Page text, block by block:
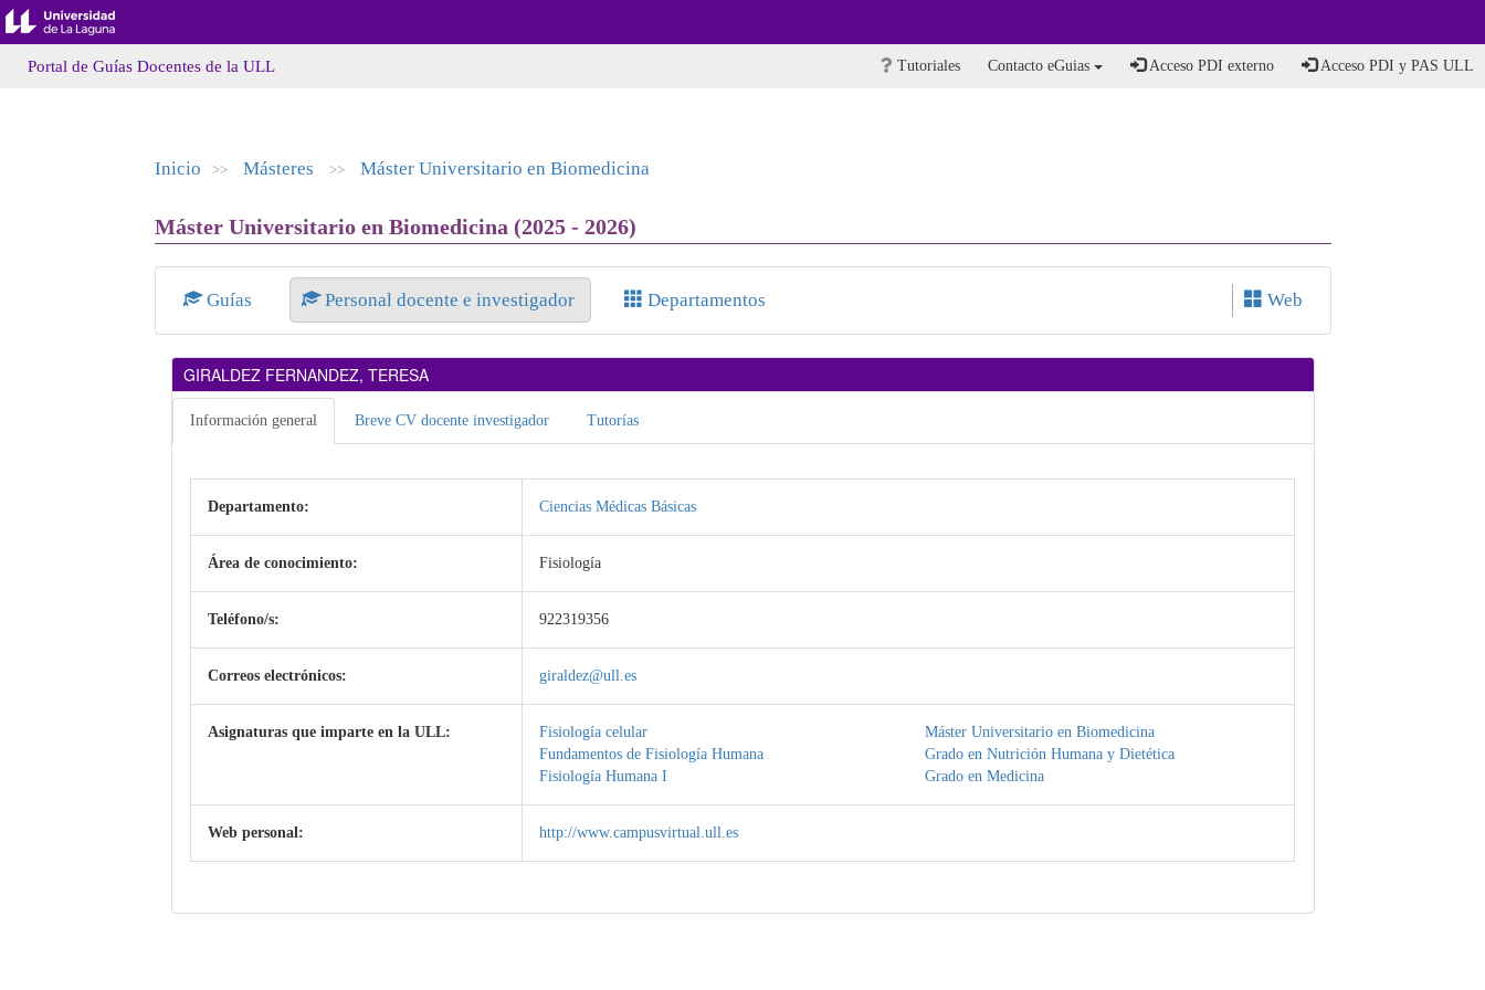
Portal de Guías Docentes de la ULL Tutoriales Contacto eGuias Acceso PDI externo Acceso PDI y PAS ULL
Inicio >> Másteres >> Máster Universitario en Biomedicina
Máster Universitario en Biomedicina (2025 - 2026)
Guías Personal docente e investigador Departamentos Web
GIRALDEZ FERNANDEZ, TERESA
Información general Breve CV docente investigador Tutorías
Departamento: Ciencias Médicas Básicas
Área de conocimiento: Fisiología
Teléfono/s: 922319356
Correos electrónicos: giraldez@ull.es
Asignaturas que imparte en la ULL: Fisiología celular
Máster Universitario en Biomedicina
Fundamentos de Fisiología Humana
Grado en Nutrición Humana y Dietética
Fisiología Humana I
Grado en Medicina
Web personal: http://www.campusvirtual.ull.es